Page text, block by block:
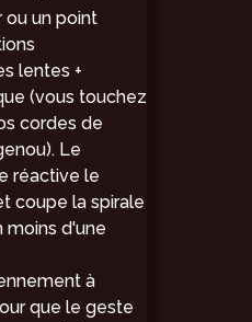
ou un point
lentes +
(vous touchez
cordes de
Le
réactive le
coupe la spirale
moins d'une
à
que le geste